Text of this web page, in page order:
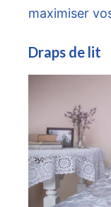
maximiser
Draps de lit